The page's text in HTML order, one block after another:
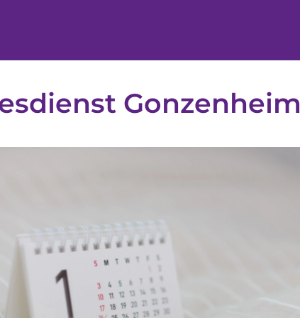
Gonzenheim